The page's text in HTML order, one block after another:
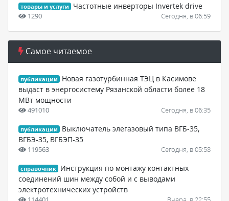
товары и услуги Частотные инверторы Invertek drive
1290 Сегодня, в 06:59
Самое читаемое
публикации
Новая газотурбинная ТЭЦ в Касимове
выдаст в энергосистему Рязанской области более 18
МВт мощности
491010 Сегодня, в 06:35
публикации
Выключатель элегазовый типа ВГБ-35,
ВГБЭ-35, ВГБЭП-35
119563 Сегодня, в 05:58
справочник
Инструкция по монтажу контактных
соединений шин между собой и с выводами
электротехнических устройств